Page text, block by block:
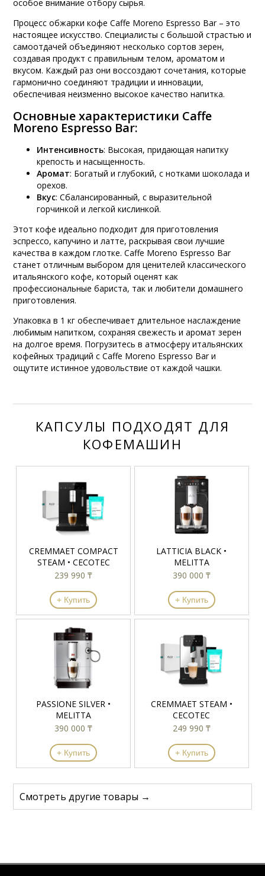
особое внимание отбору сырья.
Процесс обжарки кофе Caffe Moreno Espresso Bar – это
настоящее искусство. Специалисты с большой страстью и
самоотдачей объединяют несколько сортов зерен,
создавая продукт с правильным телом, ароматом и
вкусом. Каждый раз они воссоздают сочетания, которые
гармонично соединяют традиции и инновации,
обеспечивая неизменно высокое качество напитка.
Основные характеристики Caffe
Moreno Espresso Bar:
Интенсивность: Высокая, придающая напитку
крепость и насыщенность.
Аромат: Богатый и глубокий, с нотками шоколада и
орехов.
Вкус: Сбалансированный, с выразительной
горчинкой и легкой кислинкой.
Этот кофе идеально подходит для приготовления
эспрессо, капучино и латте, раскрывая свои лучшие
качества в каждом глотке. Caffe Moreno Espresso Bar
станет отличным выбором для ценителей классического
итальянского кофе, который оценят как
профессиональные бариста, так и любители домашнего
приготовления.
Упаковка в 1 кг обеспечивает длительное наслаждение
любимым напитком, сохраняя свежесть и аромат зерен
на долгое время. Погрузитесь в атмосферу итальянских
кофейных традиций с Caffe Moreno Espresso Bar и
ощутите истинное удовольствие от каждой чашки.
КАПСУЛЫ ПОДХОДЯТ ДЛЯ
КОФЕМАШИН
CREMMAET COMPACT
STEAM • CECOTEC
239 990 ₸
+ Купить
LATTICIA BLACK •
MELITTA
390 000 ₸
+ Купить
PASSIONE SILVER •
MELITTA
390 000 ₸
+ Купить
CREMMAET STEAM •
CECOTEC
249 990 ₸
+ Купить
Смотреть другие товары →